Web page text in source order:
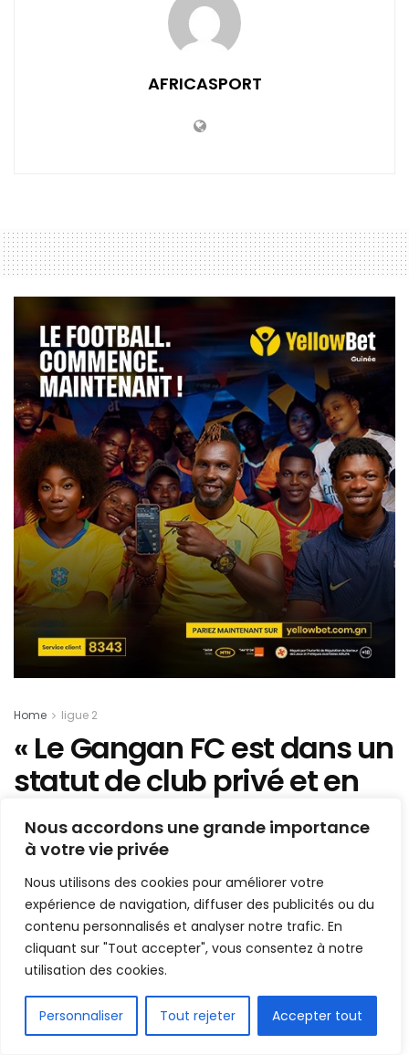
Nous accordons une grande importance
à votre vie privée
Nous utilisons des cookies pour améliorer votre
expérience de navigation, diffuser des publicités ou du
contenu personnalisés et analyser notre trafic. En
cliquant sur "Tout accepter", vous consentez à notre
utilisation des cookies.
Personnaliser Tout rejeter Accepter tout
AFRICASPORT
Home ligue 2
« Le Gangan FC est dans un
statut de club privé et en
conséquence… », président
de la Ligue régionale de
football de Kindia
Mis en ligne par Hamidou Bangoura
9 novembre 2022
Temps de lecture:3 minutes
FR